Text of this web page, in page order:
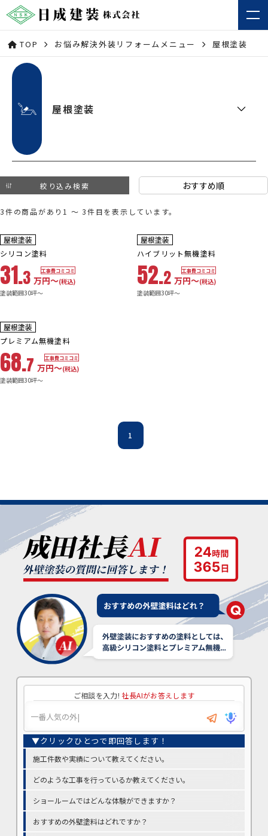
TOP お悩み解決外装リフォームメニュー 屋根塗装
屋根塗装
絞り込み検索
3件の商品があり1 ～ 3件目を表示しています。
耐用年数
8年
屋根塗装
シリコン塗料
31.3 万円〜(税込)
工事費コミコミ
塗装範囲30坪～
耐用年数
13~18年
屋根塗装
ハイブリット無機塗料
52.2 万円〜(税込)
工事費コミコミ
塗装範囲30坪～
耐用年数
18~23年
屋根塗装
プレミアム無機塗料
68.7 万円〜(税込)
工事費コミコミ
塗装範囲30坪～
1
ご相談を入力! 社長AIがお答えします
施工件数や実績について教えてください。
どのような工事を行っているか教えてください。
ショールームではどんな体験ができますか？
おすすめの外壁塗料はどれですか？